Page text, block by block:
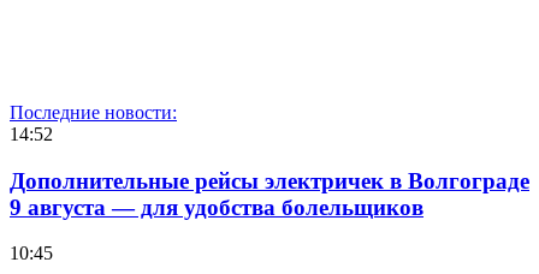
Последние новости:
14:52
Дополнительные рейсы электричек в Волгограде
9 августа — для удобства болельщиков
10:45